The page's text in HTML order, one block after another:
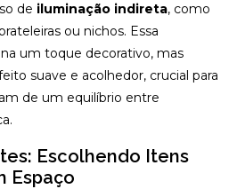
de iluminação indireta, como
ou nichos. Essa
um toque decorativo, mas
suave e acolhedor, crucial para
de um equilíbrio entre
Escolhendo Itens
Espaço